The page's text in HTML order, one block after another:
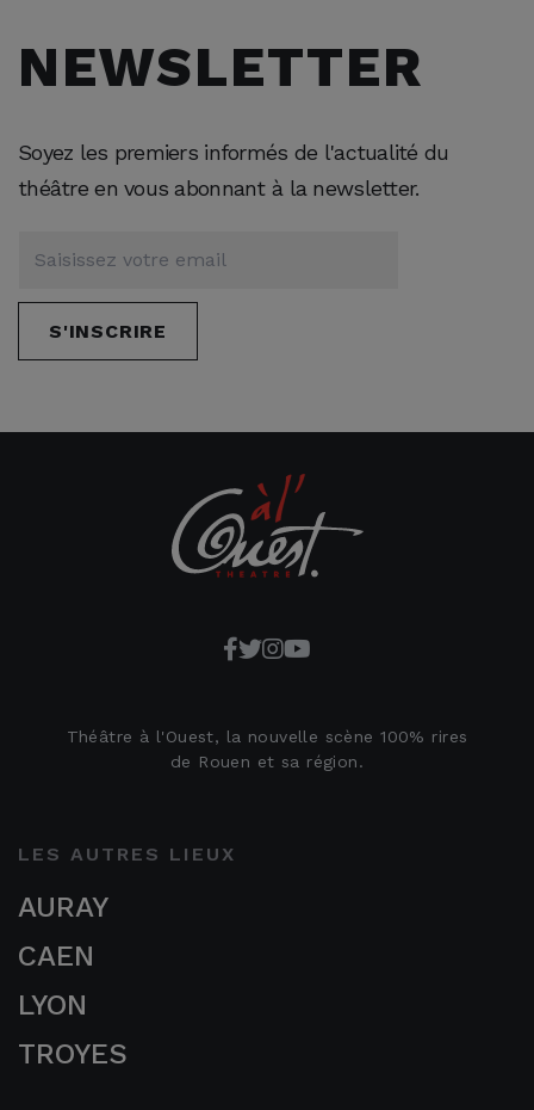
NEWSLETTER
Soyez les premiers informés de l'actualité du
théâtre en vous abonnant à la newsletter.
S'INSCRIRE
Théâtre à l'Ouest, la nouvelle scène 100% rires
de Rouen et sa région.
LES AUTRES LIEUX
AURAY
CAEN
LYON
TROYES